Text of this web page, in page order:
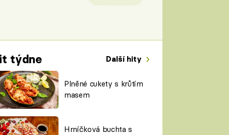
týdne Další hity
Plněné cukety s krůtím
masem
Hrníčková buchta s